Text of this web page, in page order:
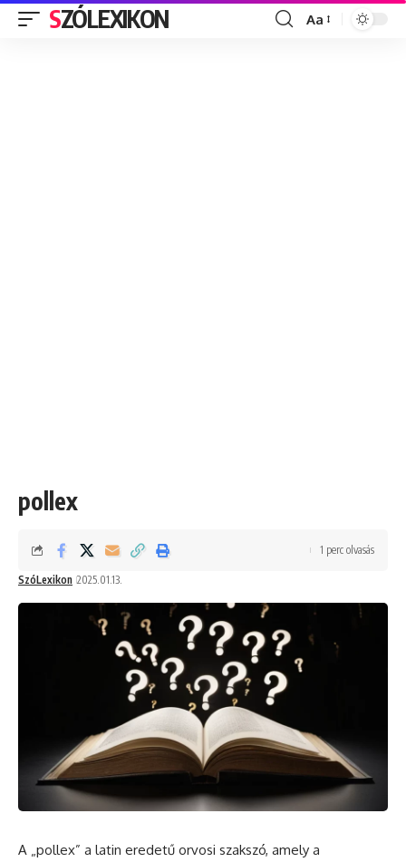
SZÓLEXIKON
Font
Aa
pollex
SzóLexikon 2025.01.13.
1 perc olvasás
A „pollex” a latin eredetű orvosi szakszó, amely a